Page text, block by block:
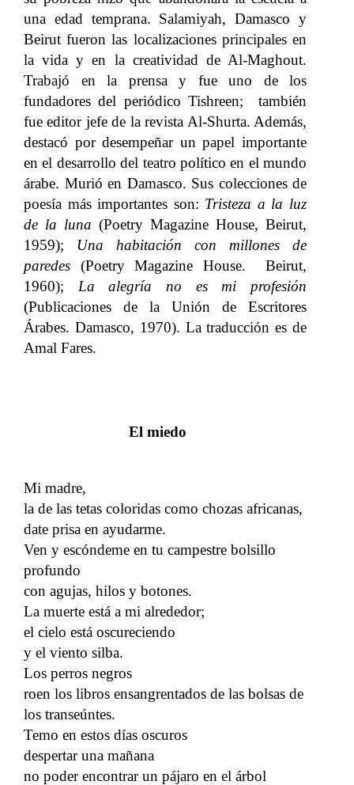
una edad temprana. Salamiyah, Damasco y
Beirut fueron las localizaciones principales en
la vida y en la creatividad de Al-Maghout.
Trabajó en la prensa y fue uno de los
fundadores del periódico Tishreen; también
fue editor jefe de la revista Al-Shurta. Además,
destacó por desempeñar un papel importante
en el desarrollo del teatro político en el mundo
árabe. Murió en Damasco. Sus colecciones de
poesía más importantes son: Tristeza a la luz
de la luna (Poetry Magazine House, Beirut,
1959); Una habitación con millones de
paredes (Poetry Magazine House. Beirut,
1960); La alegría no es mi profesión
(Publicaciones de la Unión de Escritores
Árabes. Damasco, 1970). La traducción es de
Amal Fares.
El miedo
Mi madre,
la de las tetas coloridas como chozas africanas,
date prisa en ayudarme.
Ven y escóndeme en tu campestre bolsillo
profundo
con agujas, hilos y botones.
La muerte está a mi alrededor;
el cielo está oscureciendo
y el viento silba.
Los perros negros
roen los libros ensangrentados de las bolsas de
los transeúntes.
Temo en estos días oscuros
despertar una mañana
no poder encontrar un pájaro en el árbol